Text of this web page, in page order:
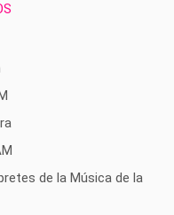
de la Música de la